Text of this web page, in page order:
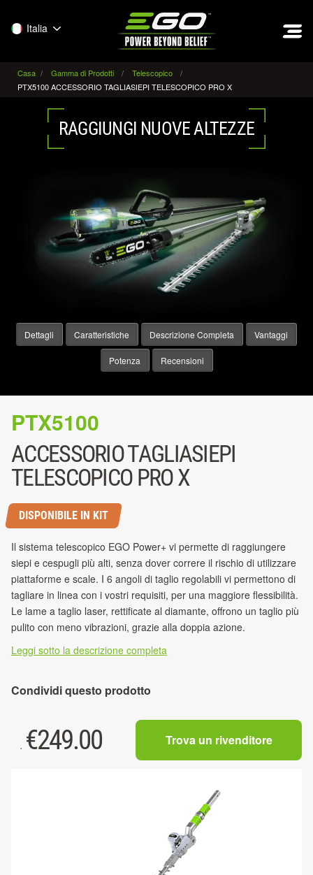
Italia
Casa Gamma di Prodotti
Telescopico
PTX5100 ACCESSORIO TAGLIASIEPI TELESCOPICO PRO X
RAGGIUNGI NUOVE ALTEZZE
Dettagli Caratteristiche Descrizione Completa Vantaggi
Potenza Recensioni
PTX5100
ACCESSORIO TAGLIASIEPI
TELESCOPICO PRO X
DISPONIBILE IN KIT
Il sistema telescopico EGO Power+ vi permette di raggiungere
siepi e cespugli più alti, senza dover correre il rischio di utilizzare
piattaforme e scale. I 6 angoli di taglio regolabili vi permettono di
tagliare in linea con i vostri requisiti, per una maggiore flessibilità.
Le lame a taglio laser, rettificate al diamante, offrono un taglio più
pulito con meno vibrazioni, grazie alla doppia azione.
Leggi sotto la descrizione completa
Condividi questo prodotto
. €249.00 Trova un rivenditore